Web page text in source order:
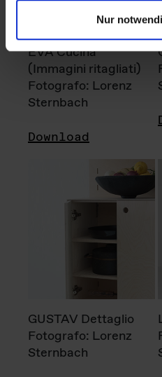
Nur
EVA Cucina
(Immagini ritagliati)
Fotografo: Lorenz
Sternbach
Download
GUSTAV Dettaglio
Fotografo: Lorenz
Sternbach